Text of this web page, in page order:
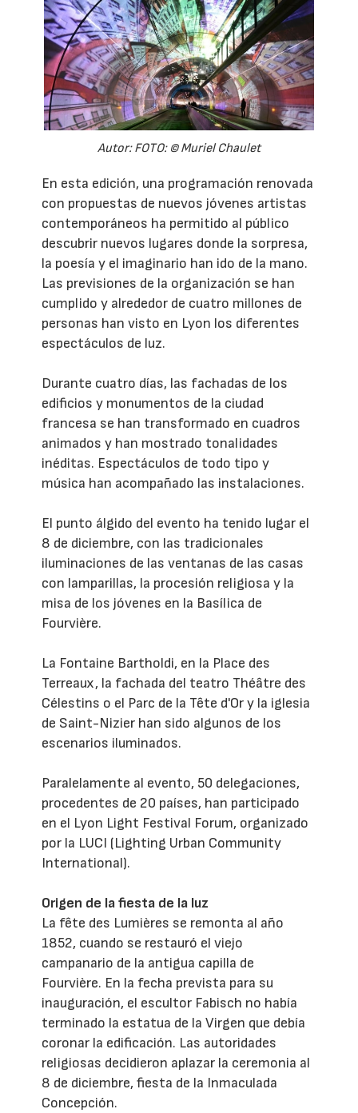
Autor: FOTO: © Muriel Chaulet
En esta edición, una programación renovada
con propuestas de nuevos jóvenes artistas
contemporáneos ha permitido al público
descubrir nuevos lugares donde la sorpresa,
la poesía y el imaginario han ido de la mano.
Las previsiones de la organización se han
cumplido y alrededor de cuatro millones de
personas han visto en Lyon los diferentes
espectáculos de luz.
Durante cuatro días, las fachadas de los
edificios y monumentos de la ciudad
francesa se han transformado en cuadros
animados y han mostrado tonalidades
inéditas. Espectáculos de todo tipo y
música han acompañado las instalaciones.
El punto álgido del evento ha tenido lugar el
8 de diciembre, con las tradicionales
iluminaciones de las ventanas de las casas
con lamparillas, la procesión religiosa y la
misa de los jóvenes en la Basílica de
Fourvière.
La Fontaine Bartholdi, en la Place des
Terreaux, la fachada del teatro Théâtre des
Célestins o el Parc de la Tête d'Or y la iglesia
de Saint-Nizier han sido algunos de los
escenarios iluminados.
Paralelamente al evento, 50 delegaciones,
procedentes de 20 países, han participado
en el Lyon Light Festival Forum, organizado
por la LUCI (Lighting Urban Community
International).
Origen de la fiesta de la luz
La fête des Lumières se remonta al año
1852, cuando se restauró el viejo
campanario de la antigua capilla de
Fourvière. En la fecha prevista para su
inauguración, el escultor Fabisch no había
terminado la estatua de la Virgen que debía
coronar la edificación. Las autoridades
religiosas decidieron aplazar la ceremonia al
8 de diciembre, fiesta de la Inmaculada
Concepción.